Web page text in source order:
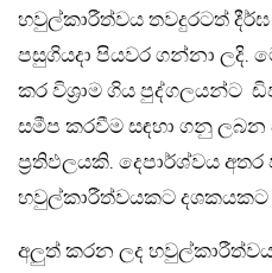
හවුල්කාරීත්වය තවදුරටත්
පසුගියදා පියවර ගන්නා ලදි.
කර විශ්‍රාම ගිය පුද්ගලයන්ට
සමීප කරවීම සඳහා ගනු ලබන
ප්‍රතිඵලයකි. දෙපාර්ශ්වය
හවුල්කාරීත්වයකට
අලුත් කරන ලද හවුල්කාරීත්වය